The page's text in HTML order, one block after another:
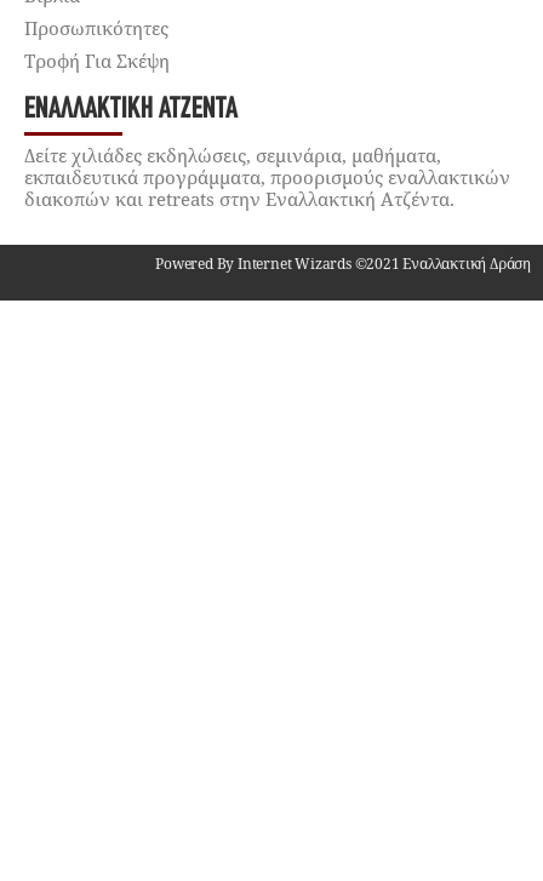
Προσωπικότητες
Τροφή Για Σκέψη
ΕΝΑΛΛΑΚΤΙΚΉ ΑΤΖΈΝΤΑ
Δείτε χιλιάδες εκδηλώσεις, σεμινάρια, μαθήματα,
εκπαιδευτικά προγράμματα, προορισμούς εναλλακτικών
διακοπών και retreats στην Εναλλακτική Ατζέντα.
Powered By Internet Wizards ©2021 Εναλλακτική Δράση